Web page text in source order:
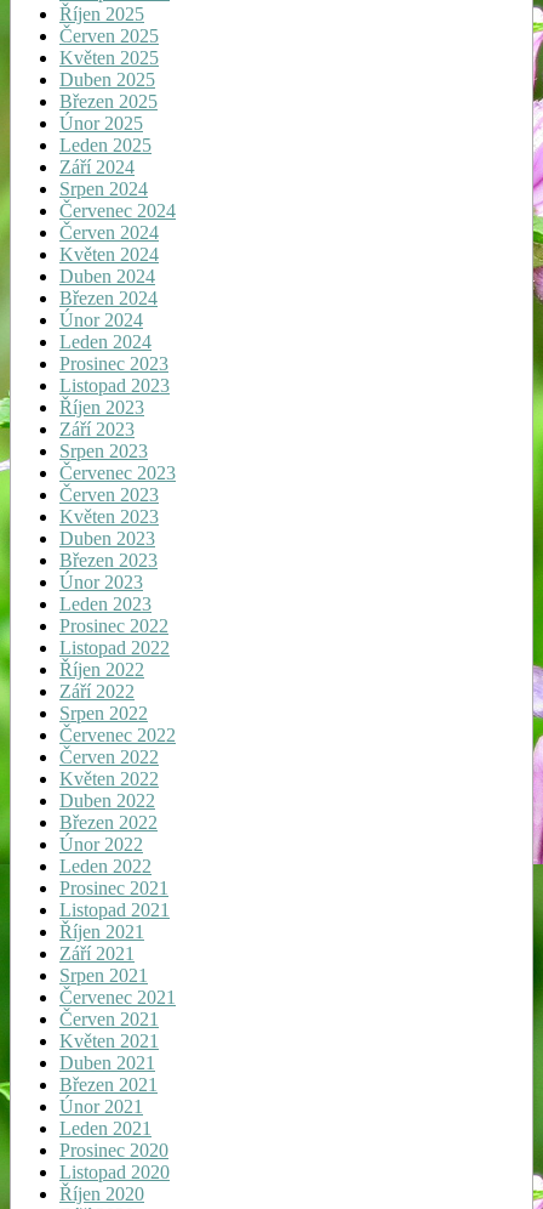
Říjen 2025
Červen 2025
Květen 2025
Duben 2025
Březen 2025
Únor 2025
Leden 2025
Září 2024
Srpen 2024
Červenec 2024
Červen 2024
Květen 2024
Duben 2024
Březen 2024
Únor 2024
Leden 2024
Prosinec 2023
Listopad 2023
Říjen 2023
Září 2023
Srpen 2023
Červenec 2023
Červen 2023
Květen 2023
Duben 2023
Březen 2023
Únor 2023
Leden 2023
Prosinec 2022
Listopad 2022
Říjen 2022
Září 2022
Srpen 2022
Červenec 2022
Červen 2022
Květen 2022
Duben 2022
Březen 2022
Únor 2022
Leden 2022
Prosinec 2021
Listopad 2021
Říjen 2021
Září 2021
Srpen 2021
Červenec 2021
Červen 2021
Květen 2021
Duben 2021
Březen 2021
Únor 2021
Leden 2021
Prosinec 2020
Listopad 2020
Říjen 2020